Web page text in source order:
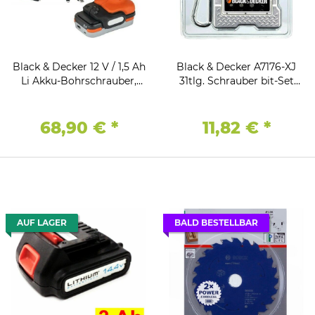
Black & Decker 12 V / 1,5 Ah
Li Akku-Bohrschrauber,
68,90 € *
Black & Decker A7176-XJ
31tlg. Schrauber bit-Set
11,82 € *
AUF LAGER BALD BESTELLBAR